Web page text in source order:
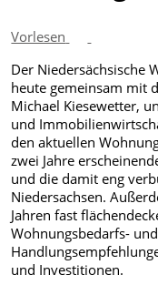
Vorlesen
Der Niedersächsische
heute gemeinsam mit
Michael Kiesewetter,
und
den aktuellen
zwei Jahre
und die damit eng
Niedersachsen.
Jahren fast
Wohnungsbedarfs-
und Investitionen.